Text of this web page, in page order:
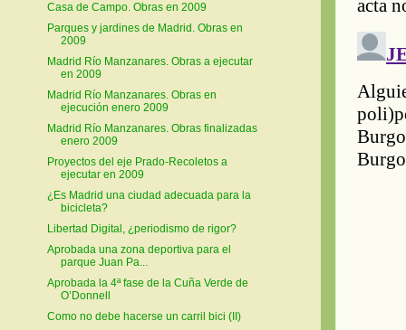
Casa de Campo. Obras en 2009
Parques y jardines de Madrid. Obras en
2009
Madrid Río Manzanares. Obras a ejecutar
en 2009
Madrid Río Manzanares. Obras en
ejecución enero 2009
Madrid Río Manzanares. Obras finalizadas
enero 2009
Proyectos del eje Prado-Recoletos a
ejecutar en 2009
¿Es Madrid una ciudad adecuada para la
bicicleta?
Libertad Digital, ¿periodismo de rigor?
Aprobada una zona deportiva para el
parque Juan Pa...
Aprobada la 4ª fase de la Cuña Verde de
O’Donnell
Como no debe hacerse un carril bici (II)